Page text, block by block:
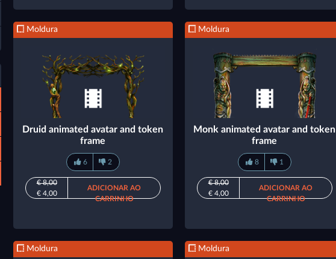
Moldura
Druid animated avatar and token
frame
6 2
€ 8,00
€ 4,00
ADICIONAR AO
CARRINHO
Moldura
Monk animated avatar and token
frame
8 1
€ 8,00
€ 4,00
ADICIONAR AO
CARRINHO
Moldura Moldura